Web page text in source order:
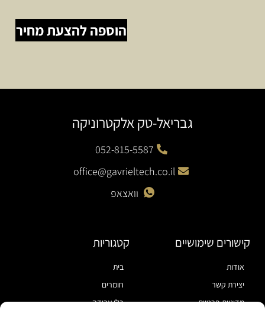
הוספה להצעת מחיר
גבריאל-טק אלקטרוניקה
052-815-5587
office@gavrieltech.co.il
וואצאפ
קישורים שימושיים
אודות
יצירת קשר
מדיניות פרטיות
קטגוריות
בית
חומרים
כלי עבודה